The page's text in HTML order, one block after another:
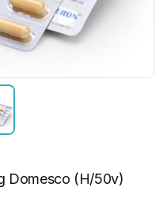
Domesco (H/50v)